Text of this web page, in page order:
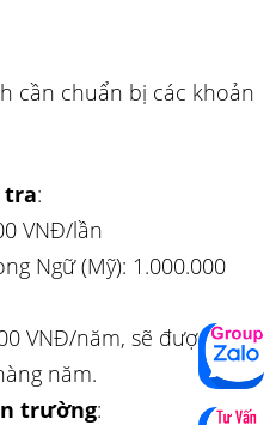
cần chuẩn bị các khoản
tra:
VNĐ/lần
Ngữ (Mỹ): 1.000.000
VNĐ/năm, sẽ được
năm.
trường: